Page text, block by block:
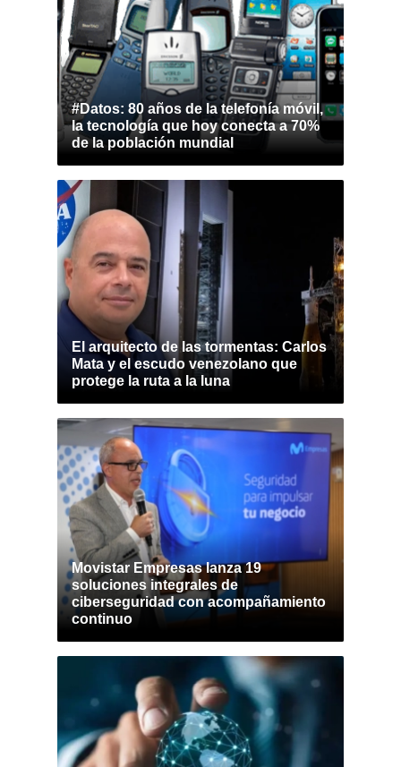
#Datos: 80 años de la telefonía móvil,
la tecnología que hoy conecta a 70%
de la población mundial
El arquitecto de las tormentas: Carlos
Mata y el escudo venezolano que
protege la ruta a la luna
Movistar Empresas lanza 19
soluciones integrales de
ciberseguridad con acompañamiento
continuo